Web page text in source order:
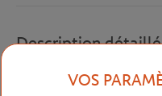
Description
Pour la ville, le bureau ou
VOS